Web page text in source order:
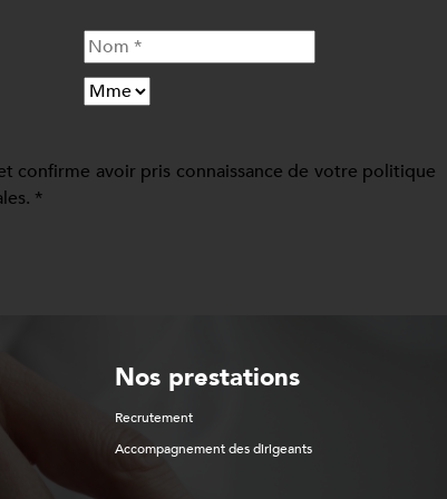
confirme avoir pris connaissance de votre politique
*
Nos prestations
Recrutement
Accompagnement des dirigeants